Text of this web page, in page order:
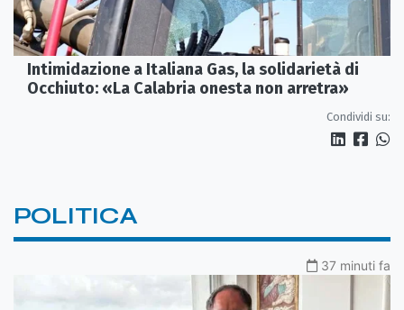
Intimidazione a Italiana Gas, la solidarietà di
Occhiuto: «La Calabria onesta non arretra»
Condividi su:
POLITICA
37 minuti fa